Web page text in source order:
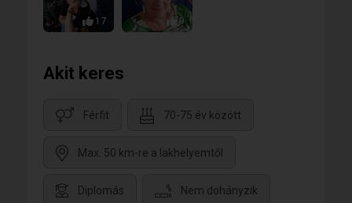
17 9
Akit keres
Férfit 70-75 év között
Max. 50 km-re a lakhelyemtől
Diplomás Nem dohányzik